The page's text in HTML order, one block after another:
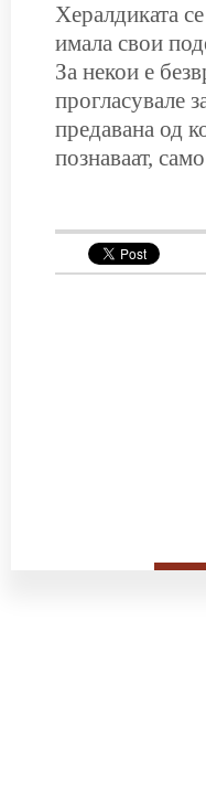
Хералдиката
имала свои
За некои е
прогласувале
предавана од
познаваат,